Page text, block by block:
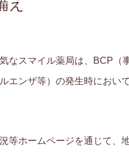
え
なスマイル薬局は、BCP（
エンザ等）の発生時におい
等ホームページを通じて、